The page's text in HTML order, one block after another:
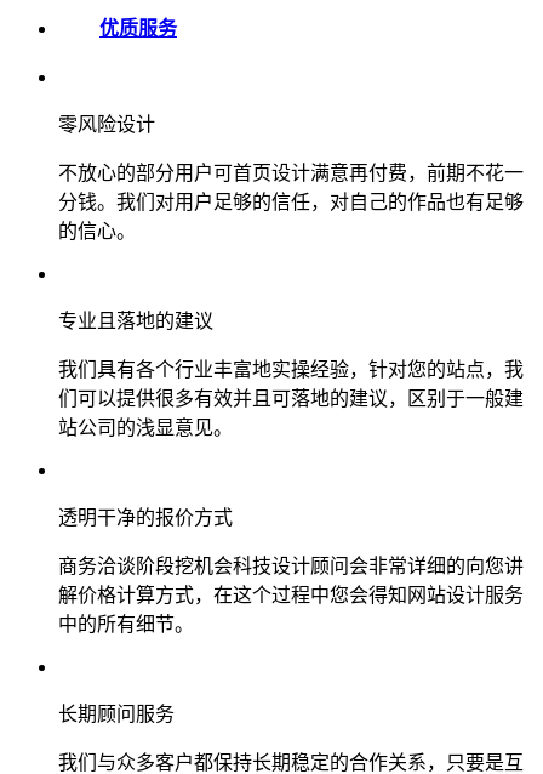
优质服务
零风险设计
不放心的部分用户可首页设计满意再付费，前期不花一
分钱。我们对用户足够的信任，对自己的作品也有足够
的信心。
专业且落地的建议
我们具有各个行业丰富地实操经验，针对您的站点，我
们可以提供很多有效并且可落地的建议，区别于一般建
站公司的浅显意见。
透明干净的报价方式
商务洽谈阶段挖机会科技设计顾问会非常详细的向您讲
解价格计算方式，在这个过程中您会得知网站设计服务
中的所有细节。
长期顾问服务
我们与众多客户都保持长期稳定的合作关系，只要是互